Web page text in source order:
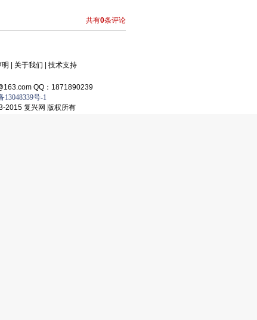
共有0条评论
关于我们 技术支持
QQ：1871890239
13048339号-1
2015 复兴网 版权所有